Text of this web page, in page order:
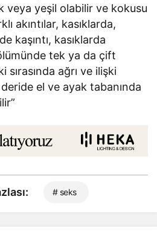
veya yeşil olabilir ve kokusu
akıntılar, kasıklarda,
kaşıntı, kasıklarda
tek ya da çift
sırasında ağrı ve ilişki
el ve ayak tabanında
# seks